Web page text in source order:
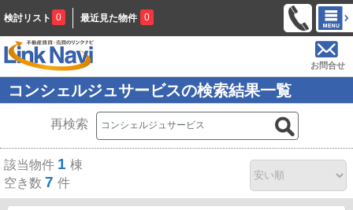
検討リスト 0 最近見た物件 0
お問合せ
コンシェルジュサービスの検索結果一覧
再検索
該当物件 1 棟
空き数 7 件